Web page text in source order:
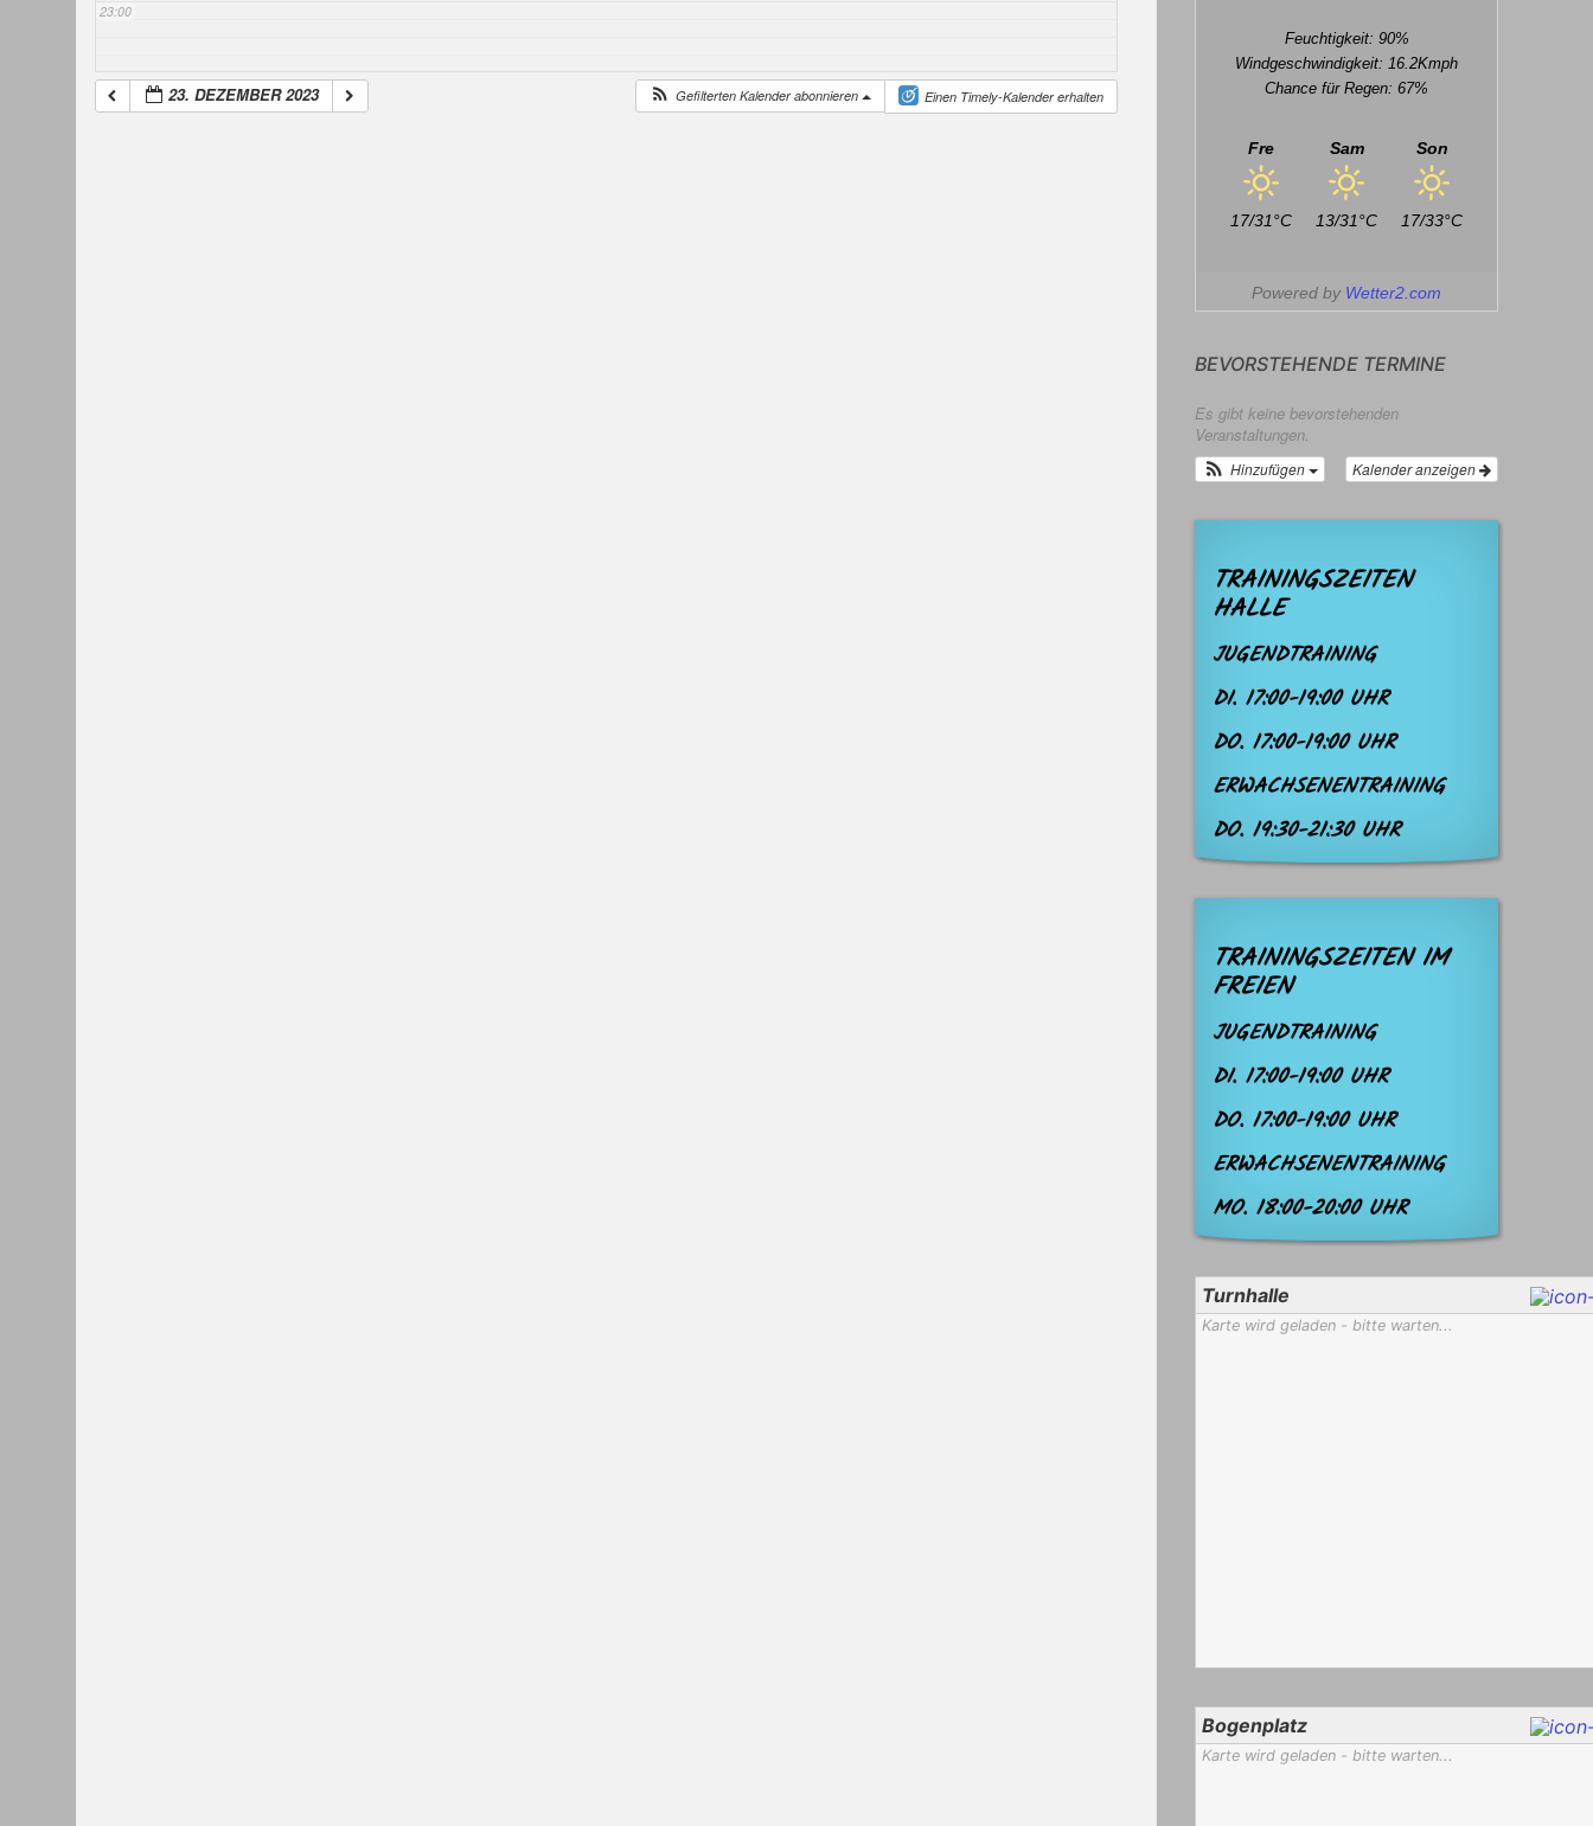
23:00
23. DEZEMBER 2023 Gefilterten Kalender abonnieren Einen Timely-Kalender erhalten
Feuchtigkeit: 90%
Windgeschwindigkeit: 16.2Kmph
Chance für Regen: 67%
Fre
17/31°C
Sam
13/31°C
Son
17/33°C
Powered by Wetter2.com
BEVORSTEHENDE TERMINE
Es gibt keine bevorstehenden
Veranstaltungen.
Kalender anzeigen
Hinzufügen
TRAININGSZEITEN
HALLE
JUGENDTRAINING
DI. 17:00-19:00 UHR
DO. 17:00-19:00 UHR
ERWACHSENENTRAINING
DO. 19:30-21:30 UHR
TRAININGSZEITEN IM
FREIEN
JUGENDTRAINING
DI. 17:00-19:00 UHR
DO. 17:00-19:00 UHR
ERWACHSENENTRAINING
MO. 18:00-20:00 UHR
Turnhalle
Karte wird geladen - bitte warten...
Bogenplatz
Karte wird geladen - bitte warten...